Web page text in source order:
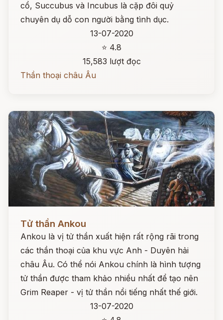
cổ, Succubus và Incubus là cặp đôi quỷ
chuyên dụ dỗ con người bằng tình dục.
13-07-2020
⭐ 4.8
15,583 lượt đọc
Thần thoại châu Âu
Tử thần Ankou
Ankou là vị tử thần xuất hiện rất rộng rãi trong
các thần thoại của khu vực Anh - Duyên hải
châu Âu. Có thể nói Ankou chính là hình tượng
tử thần được tham khảo nhiều nhất để tạo nên
Grim Reaper - vị tử thần nổi tiếng nhất thế giới.
13-07-2020